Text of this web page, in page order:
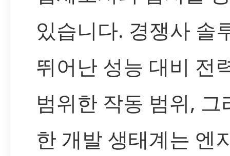
있습니다. 경쟁사 솔
뛰어난 성능 대비 전
범위한 작동 범위, 그
한 개발 생태계는 엔